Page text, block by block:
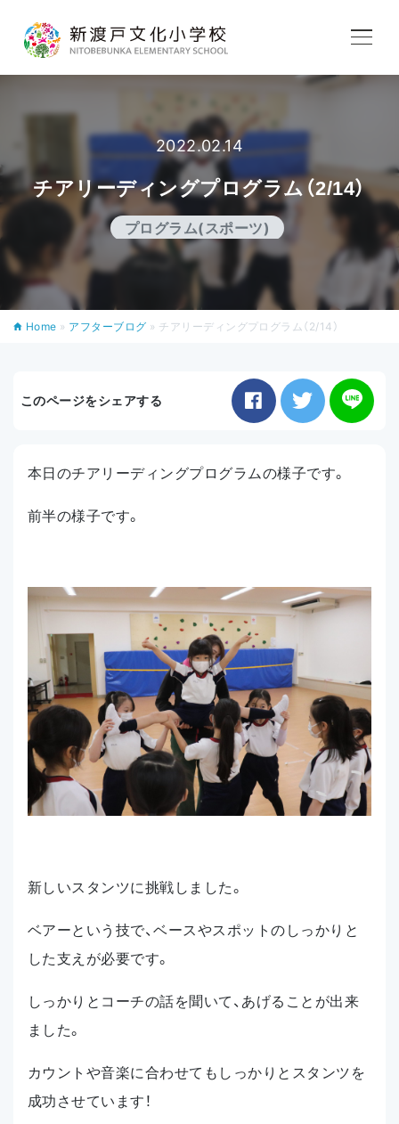
教育内容
学校生活
アクセス
2022.02.14
チアリーディングプログラム（2/14）
プログラム(スポーツ)
Home » アフターブログ » チアリーディングプログラム（2/14）
このページをシェアする
本日のチアリーディングプログラムの様子です。
前半の様子です。
新しいスタンツに挑戦しました。
ベアーという技で、ベースやスポットのしっかりと
した支えが必要です。
しっかりとコーチの話を聞いて、あげることが出来
ました。
カウントや音楽に合わせてもしっかりとスタンツを
成功させています！